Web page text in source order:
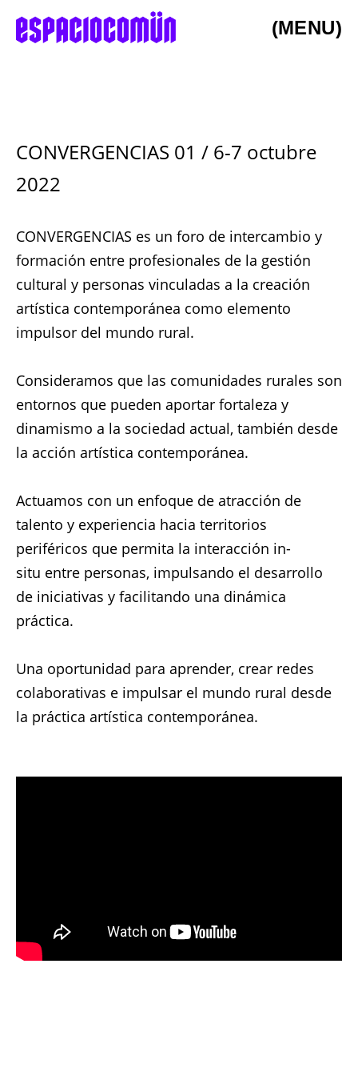
(MENU)
CONVERGENCIAS 01 / 6-7 octubre
2022
CONVERGENCIAS es un foro de intercambio y
formación entre profesionales de la gestión
cultural y personas vinculadas a la creación
artística contemporánea como elemento
impulsor del mundo rural.
Consideramos que las comunidades rurales son
entornos que pueden aportar fortaleza y
dinamismo a la sociedad actual, también desde
la acción artística contemporánea.
Actuamos con un enfoque de atracción de
talento y experiencia hacia territorios
periféricos que permita la interacción in-
situ entre personas, impulsando el desarrollo
de iniciativas y facilitando una dinámica
práctica.
Una oportunidad para aprender, crear redes
colaborativas e impulsar el mundo rural desde
la práctica artística contemporánea.